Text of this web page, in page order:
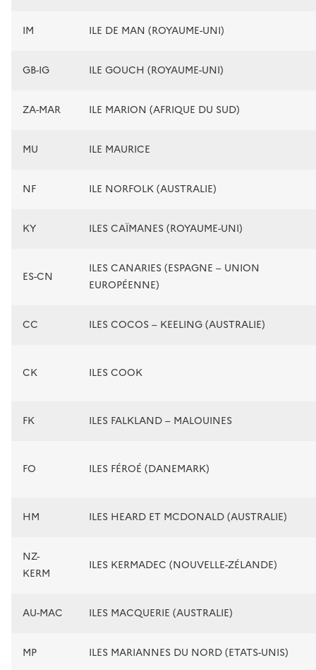
IM ILE DE MAN (ROYAUME-UNI)
GB-IG ILE GOUCH (ROYAUME-UNI)
ZA-MAR ILE MARION (AFRIQUE DU SUD)
MU ILE MAURICE
NF ILE NORFOLK (AUSTRALIE)
KY ILES CAÏMANES (ROYAUME-UNI)
ES-CN
ILES CANARIES (ESPAGNE – UNION
EUROPÉENNE)
CC ILES COCOS – KEELING (AUSTRALIE)
CK ILES COOK
FK ILES FALKLAND – MALOUINES
FO ILES FÉROÉ (DANEMARK)
HM ILES HEARD ET MCDONALD (AUSTRALIE)
NZ-
KERM
ILES KERMADEC (NOUVELLE-ZÉLANDE)
AU-MAC ILES MACQUERIE (AUSTRALIE)
MP ILES MARIANNES DU NORD (ETATS-UNIS)